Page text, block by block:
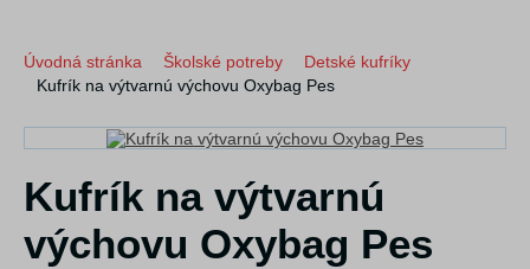
Úvodná stránka Školské potreby
Detské kufríky
Kufrík na výtvarnú výchovu Oxybag Pes
Kufrík na výtvarnú
výchovu Oxybag Pes